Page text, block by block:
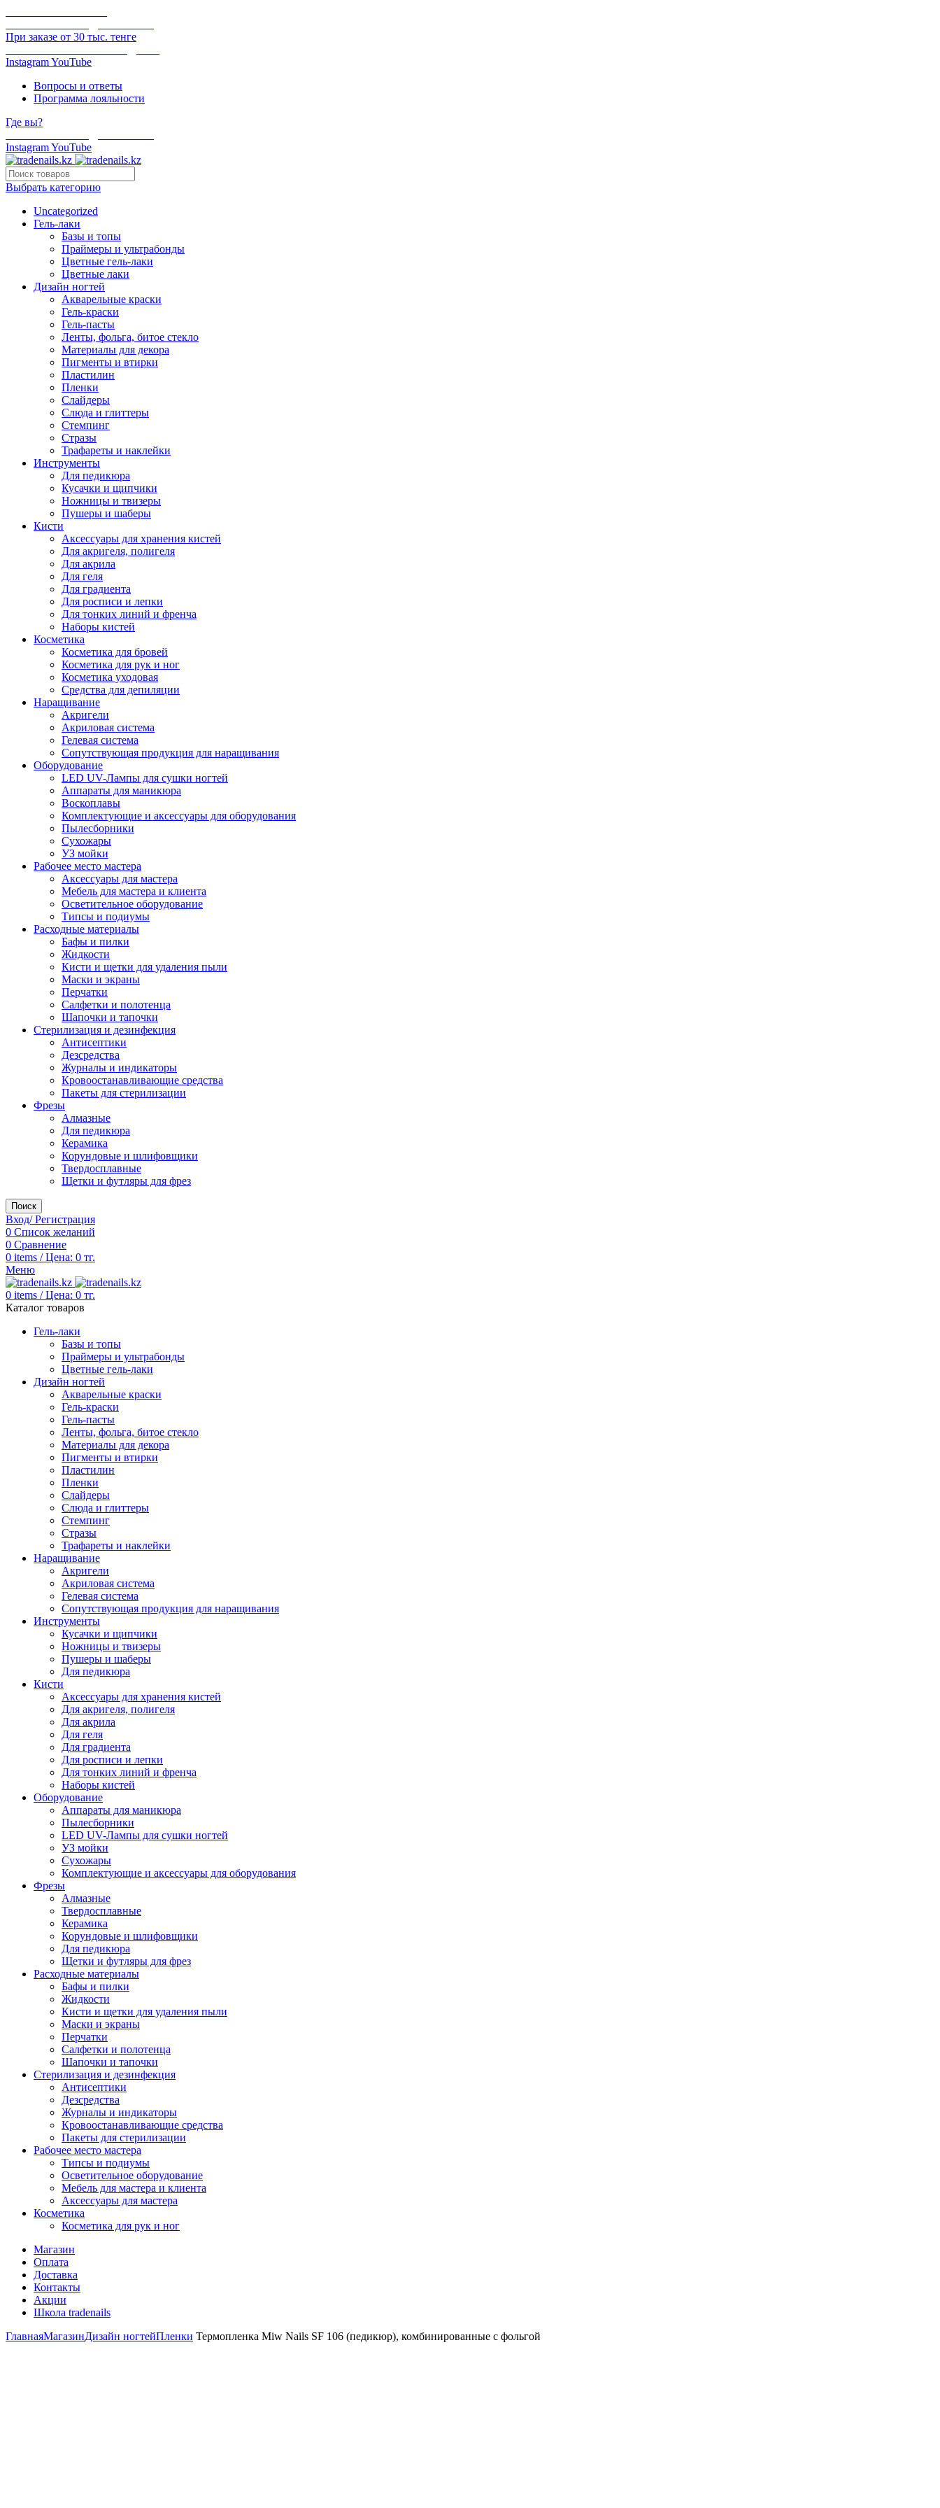
При заказе от 30 тыс. тенге
InstagramYouTube
Вопросы и ответы
Программа лояльности
Где вы?
InstagramYouTube
Выбрать категорию
Uncategorized
Гель-лаки
Базы и топы
Праймеры и ультрабонды
Цветные гель-лаки
Цветные лаки
Дизайн ногтей
Акварельные краски
Гель-краски
Гель-пасты
Ленты, фольга, битое стекло
Материалы для декора
Пигменты и втирки
Пластилин
Пленки
Слайдеры
Слюда и глиттеры
Стемпинг
Стразы
Трафареты и наклейки
Инструменты
Для педикюра
Кусачки и щипчики
Ножницы и твизеры
Пушеры и шаберы
Кисти
Аксессуары для хранения кистей
Для акригеля, полигеля
Для акрила
Для геля
Для градиента
Для росписи и лепки
Для тонких линий и френча
Наборы кистей
Косметика
Косметика для бровей
Косметика для рук и ног
Косметика уходовая
Средства для депиляции
Наращивание
Акригели
Акриловая система
Гелевая система
Сопутствующая продукция для наращивания
Оборудование
LED UV-Лампы для сушки ногтей
Аппараты для маникюра
Воскоплавы
Комплектующие и аксессуары для оборудования
Пылесборники
Сухожары
УЗ мойки
Рабочее место мастера
Аксессуары для мастера
Мебель для мастера и клиента
Осветительное оборудование
Типсы и подиумы
Расходные материалы
Бафы и пилки
Жидкости
Кисти и щетки для удаления пыли
Маски и экраны
Перчатки
Салфетки и полотенца
Шапочки и тапочки
Стерилизация и дезинфекция
Антисептики
Дезсредства
Журналы и индикаторы
Кровоостанавливающие средства
Пакеты для стерилизации
Фрезы
Алмазные
Для педикюра
Керамика
Корундовые и шлифовщики
Твердосплавные
Щетки и футляры для фрез
Поиск
Вход/ Регистрация
0 Список желаний
0 Сравнение
0 items / Цена: 0 тг.
Меню
0 items / Цена: 0 тг.
Каталог товаров
Гель-лаки
Базы и топы
Праймеры и ультрабонды
Цветные гель-лаки
Дизайн ногтей
Акварельные краски
Гель-краски
Гель-пасты
Ленты, фольга, битое стекло
Материалы для декора
Пигменты и втирки
Пластилин
Пленки
Слайдеры
Слюда и глиттеры
Стемпинг
Стразы
Трафареты и наклейки
Наращивание
Акригели
Акриловая система
Гелевая система
Сопутствующая продукция для наращивания
Инструменты
Кусачки и щипчики
Ножницы и твизеры
Пушеры и шаберы
Для педикюра
Кисти
Аксессуары для хранения кистей
Для акригеля, полигеля
Для акрила
Для геля
Для градиента
Для росписи и лепки
Для тонких линий и френча
Наборы кистей
Оборудование
Аппараты для маникюра
Пылесборники
LED UV-Лампы для сушки ногтей
УЗ мойки
Сухожары
Комплектующие и аксессуары для оборудования
Фрезы
Алмазные
Твердосплавные
Керамика
Корундовые и шлифовщики
Для педикюра
Щетки и футляры для фрез
Расходные материалы
Бафы и пилки
Жидкости
Кисти и щетки для удаления пыли
Маски и экраны
Перчатки
Салфетки и полотенца
Шапочки и тапочки
Стерилизация и дезинфекция
Антисептики
Дезсредства
Журналы и индикаторы
Кровоостанавливающие средства
Пакеты для стерилизации
Рабочее место мастера
Типсы и подиумы
Осветительное оборудование
Мебель для мастера и клиента
Аксессуары для мастера
Косметика
Косметика для рук и ног
Магазин
Оплата
Доставка
Контакты
Акции
Школа tradenails
ГлавнаяМагазинДизайн ногтейПленки Термопленка Miw Nails SF 106 (педикюр), комбинированные с фольгой